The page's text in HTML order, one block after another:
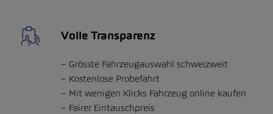
Volle Transparenz
Grösste Fahrzeugauswahl schweizweit
Kostenlose Probefahrt
Mit wenigen Klicks Fahrzeug online kaufen
Fairer Eintauschpreis